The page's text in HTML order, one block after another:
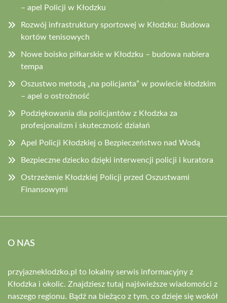
– apel Policji w Kłodzku
Rozwój infrastruktury sportowej w Kłodzku: Budowa
kortów tenisowych
Nowe boisko piłkarskie w Kłodzku – budowa nabiera
tempa
Oszustwo metodą „na policjanta” w powiecie kłodzkim
– apel o ostrożność
Podziękowania dla policjantów z Kłodzka za
profesjonalizm i skuteczność działań
Apel Policji Kłodzkiej o Bezpieczeństwo nad Wodą
Bezpieczne dziecko dzięki interwencji policji i kuratora
Ostrzeżenie Kłodzkiej Policji przed Oszustwami
Finansowymi
O NAS
przyjazneklodzko.pl to lokalny serwis informacyjny z
Kłodzka i okolic. Znajdziesz tutaj najświeższe wiadomości z
naszego regionu. Bądź na bieżąco z tym, co dzieje się wokół